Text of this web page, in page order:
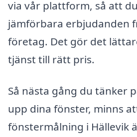
via vår plattform, så att
jämförbara erbjudanden
företag. Det gör det
tjänst till rätt pris.
Så nästa gång du tänker
upp dina fönster, minns
fönstermålning i Hällevik